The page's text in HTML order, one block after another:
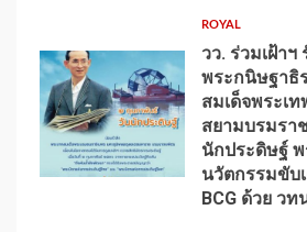
1
ROYAL
วว. ร่วมเฝ้าฯ
พระกนิษฐาธิ
สมเด็จพระเ
สยามบรมรา
นักประดิษฐ์
นวัตกรรมขับ
BCG ด้วย วท